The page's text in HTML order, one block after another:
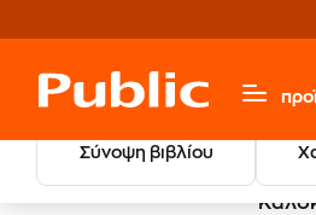
Σύνοψη βιβλίου